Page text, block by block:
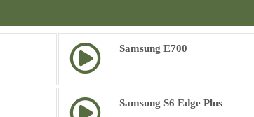
Samsung E700
Samsung S6 Edge Plus